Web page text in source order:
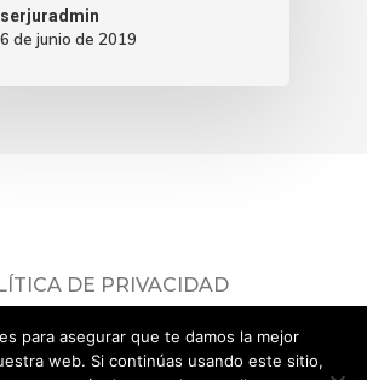
serjuradmin
6 de junio de 2019
DE PRIVACIDAD
nuestrapolítica de privacidad.
ADICAE Servicios Jurídicos.
para asegurar que te damos la mejor
web. Si continúas usando este sitio,